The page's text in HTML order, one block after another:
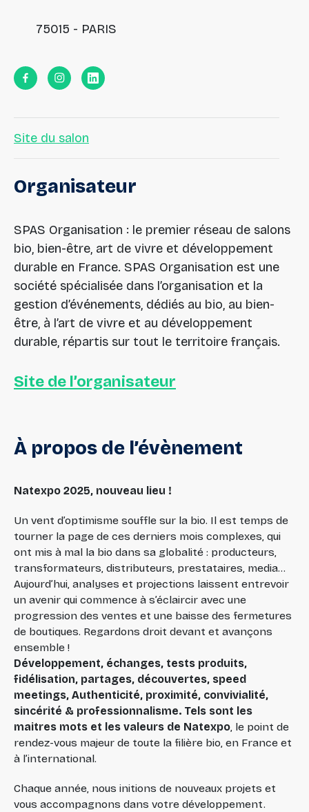
75015 - PARIS
Site du salon
Organisateur
SPAS Organisation : le premier réseau de salons
bio, bien-être, art de vivre et développement
durable en France. SPAS Organisation est une
société spécialisée dans l’organisation et la
gestion d’événements, dédiés au bio, au bien-
être, à l’art de vivre et au développement
durable, répartis sur tout le territoire français.
Site de l’organisateur
À propos de l’évènement
Natexpo 2025, nouveau lieu !
Un vent d’optimisme souffle sur la bio. Il est temps de
tourner la page de ces derniers mois complexes, qui
ont mis à mal la bio dans sa globalité : producteurs,
transformateurs, distributeurs, prestataires, media…
Aujourd’hui, analyses et projections laissent entrevoir
un avenir qui commence à s’éclaircir avec une
progression des ventes et une baisse des fermetures
de boutiques. Regardons droit devant et avançons
ensemble !
Développement, échanges, tests produits,
fidélisation, partages, découvertes, speed
meetings, Authenticité, proximité, convivialité,
sincérité & professionnalisme. Tels sont les
maitres mots et les valeurs de Natexpo , le point de
rendez-vous majeur de toute la filière bio, en France et
à l’international.
Chaque année, nous initions de nouveaux projets et
vous accompagnons dans votre développement.